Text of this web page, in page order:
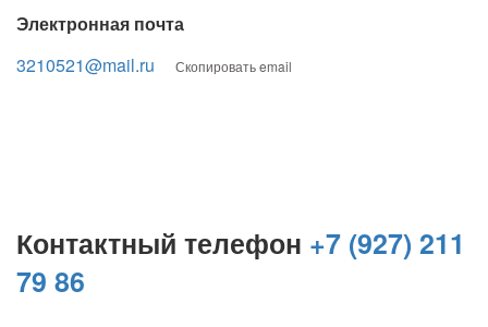
Электронная почта
3210521@mail.ru
Скопировать email
Контактный телефон +7 (927) 211
79 86